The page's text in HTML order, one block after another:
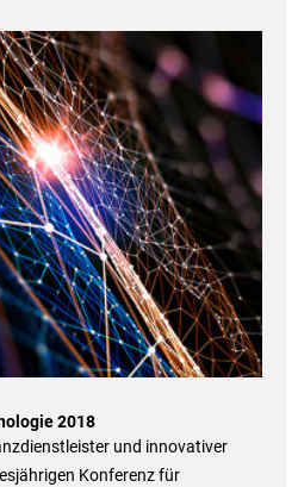
2018
und innovativer
Konferenz für